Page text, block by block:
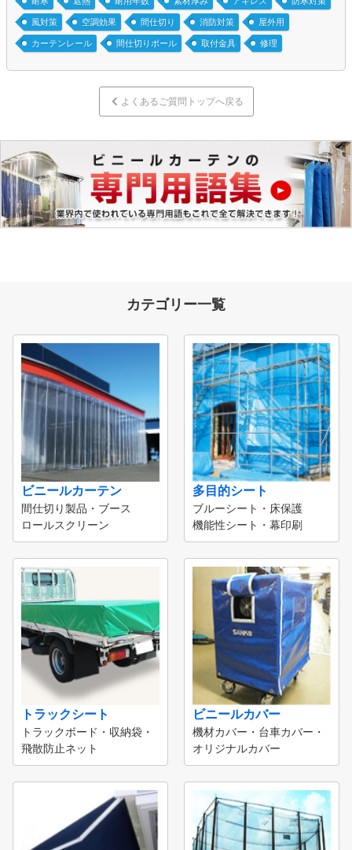
風対策 空調効果 間仕切り 消防対策 屋外用
カーテンレール 間仕切りポール 取付金具 修理
よくあるご質問トップへ戻る
カテゴリー一覧
ビニールカーテン
間仕切り製品・ブース
ロールスクリーン
多目的シート
ブルーシート・床保護
機能性シート・幕印刷
トラックシート
トラックボード・収納袋・
飛散防止ネット
ビニールカバー
機材カバー・台車カバー・
オリジナルカバー